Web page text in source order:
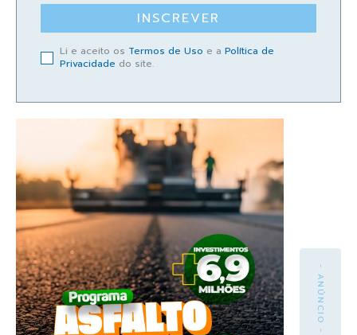
INSCREVER
Li e aceito os Termos de Uso e a Política de
Privacidade do site.
- ANÚNCIO -